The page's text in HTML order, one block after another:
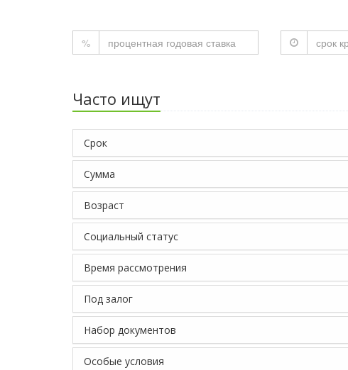
%
Часто ищут
Срок
Сумма
Возраст
Социальный статус
Время рассмотрения
Под залог
Набор документов
Особые условия